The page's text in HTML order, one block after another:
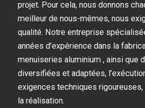
projet. Pour cela, nous donnons
meilleur de nous-mêmes, nous
qualité. Notre entreprise
années d’expérience dans la
menuiseries aluminium , ainsi que
diversifiées et adaptées,
exigences techniques
la réalisation.